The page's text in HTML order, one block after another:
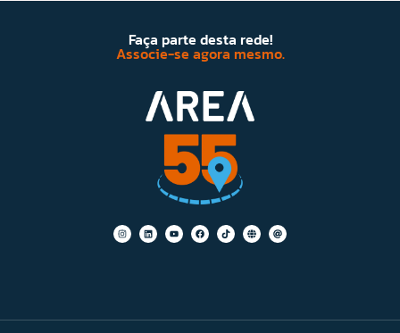
Faça parte desta rede!
Associe-se agora mesmo.